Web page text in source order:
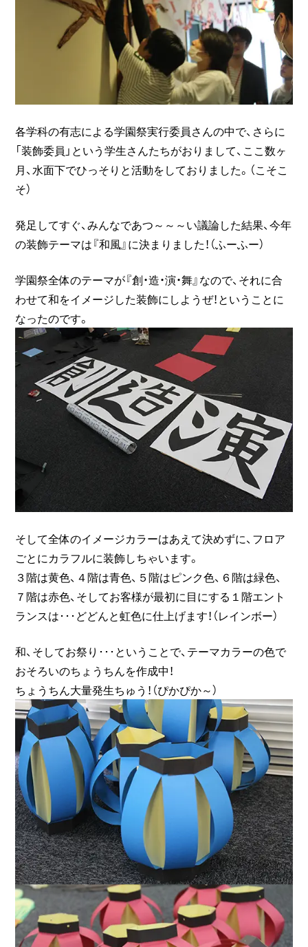
各学科の有志による学園祭実行委員さんの中で、さらに
「装飾委員」という学生さんたちがおりまして、ここ数ヶ
月、水面下でひっそりと活動をしておりました。（こそこ
そ）
発足してすぐ、みんなであつ～～～い議論した結果、今年
の装飾テーマは『和風』に決まりました！（ふーふー）
学園祭全体のテーマが『創・造・演・舞』なので、それに合
わせて和をイメージした装飾にしようぜ！ということに
なったのです。
そして全体のイメージカラーはあえて決めずに、フロア
ごとにカラフルに装飾しちゃいます。
３階は黄色、４階は青色、５階はピンク色、６階は緑色、
７階は赤色、そしてお客様が最初に目にする１階エント
ランスは･･･どどんと虹色に仕上げます！（レインボー）
和、そしてお祭り･･･ということで、テーマカラーの色で
おそろいのちょうちんを作成中！
ちょうちん大量発生ちゅう！（ぴかぴか～）